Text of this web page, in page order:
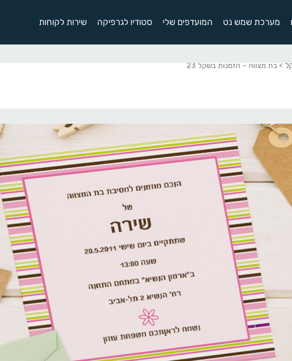
מערכת שמש נט המועדפים שלי סטודיו לגרפיקה שירות לקוחות
> בת מצווה – הזמנות בשקל 23